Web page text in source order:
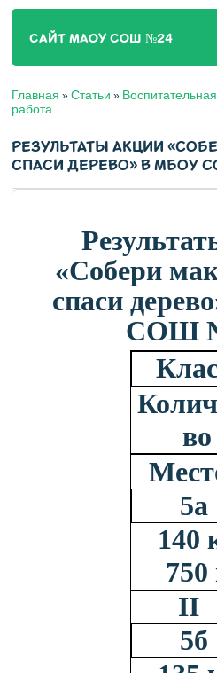
САЙТ МАОУ СОШ №24
Главная »Статьи »
работа
РЕЗУЛЬТАТЫ АКЦИИ
СПАСИ ДЕРЕВО» В МБОУ
«Собери
спаси
СОШ
во
5а
140
750
II
5б